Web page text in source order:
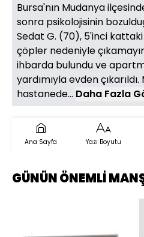
Bursa'nın Mudanya
sonra psikolojisinin
Sedat G. (70), 5'inci
çöpler nedeniyle
ihbarda bulundu ve
yardımıyla evden
hastanede... Daha Fazla
Ana Sayfa Yazı Boyutu
GÜNÜN ÖNEMLİ